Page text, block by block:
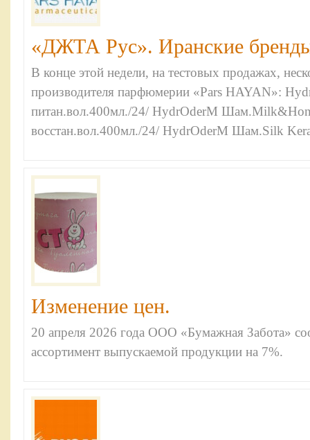
«ДЖТА Рус». Иранские
В конце этой недели, на тестовых продажах,
производителя парфюмерии «Pars HAYAN»:
питан.вол.400мл./24/ HydrOderM
восстан.вол.400мл./24/ HydrOderM Шам.Silk
Изменение цен.
20 апреля 2026 года ООО «Бумажная Забота»
ассортимент выпускаемой продукции на 7%.